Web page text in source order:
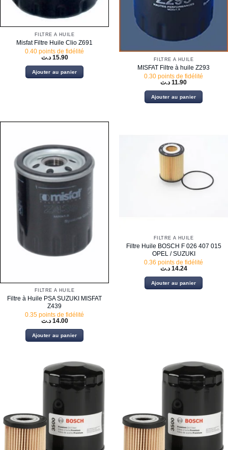
FILTRE À HUILE
Misfat Filtre Huile Clio Z691
0.40 points de fidélité
15.90 د.ت
Ajouter au panier
FILTRE À HUILE
MISFAT Filtre à huile Z293
0.30 points de fidélité
11.90 د.ت
Ajouter au panier
FILTRE À HUILE
Filtre à Huile PSA SUZUKI MISFAT
Z439
0.35 points de fidélité
14.00 د.ت
Ajouter au panier
FILTRE À HUILE
Filtre Huile BOSCH F 026 407 015
OPEL / SUZUKI
0.36 points de fidélité
14.24 د.ت
Ajouter au panier